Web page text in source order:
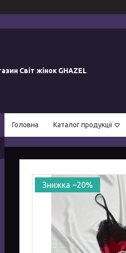
Світ жінок GHAZEL
Головна Каталог продукції
–20%